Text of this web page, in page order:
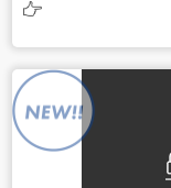
よるものです。
ただし、必要な
きない場合があ